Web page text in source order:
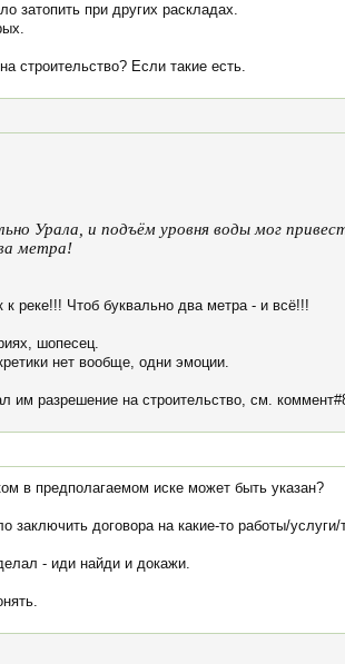
затопить при других раскладах.
строительство? Если такие есть.
Урала, и подъём уровня воды мог
метра!
реке!!! Чтоб буквально два метра - и всё!!!
шопесец.
нет вообще, одни эмоции.
им разрешение на строительство, см.
в предполагаемом иске может быть указан?
договора на какие-то работы/услуги/
- иди найди и докажи.